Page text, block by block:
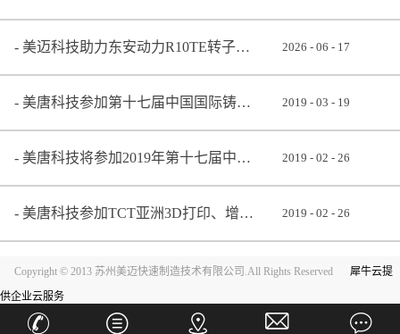
美迈科技助力东安动力R10TE转子发动机成功点火 2026 - 06 - 17
美唐科技参加第十七届中国国际铸造博览会 2019 - 03 - 19
美唐科技将参加2019年第十七届中国国际铸造博览会 2019 - 02 - 26
美唐科技参加TCT亚洲3D打印、增材制造展览会 2019 - 02 - 26
Copyright © 2013 苏州美迈快速制造技术有限公司.All Rights Reserved
犀牛云提
供企业云服务